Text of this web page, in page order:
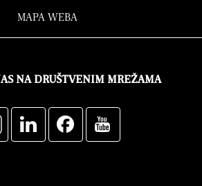
MAPA WEBA
NA DRUŠTVENIM MREŽAMA